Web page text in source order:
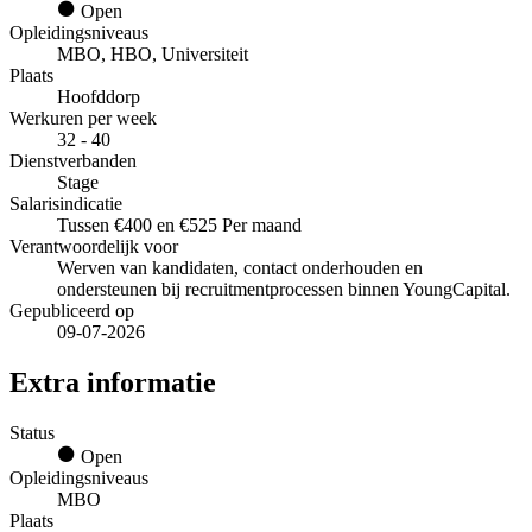
Open
Opleidingsniveaus
MBO, HBO, Universiteit
Plaats
Hoofddorp
Werkuren per week
32 - 40
Dienstverbanden
Stage
Salarisindicatie
Tussen €400 en €525 Per maand
Verantwoordelijk voor
Werven van kandidaten, contact onderhouden en
ondersteunen bij recruitmentprocessen binnen YoungCapital.
Gepubliceerd op
09-07-2026
Extra informatie
Status
Open
Opleidingsniveaus
MBO
Plaats